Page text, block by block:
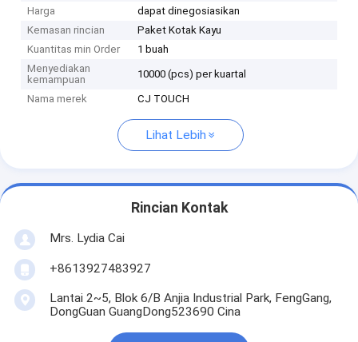
Harga
dapat dinegosiasikan
Kemasan rincian
Paket Kotak Kayu
Kuantitas min Order
1 buah
Menyediakan
kemampuan
10000 (pcs) per kuartal
Nama merek CJ TOUCH
Lihat Lebih
Rincian Kontak
Mrs. Lydia Cai
+8613927483927
Lantai 2~5, Blok 6/B Anjia Industrial Park, FengGang,
DongGuan GuangDong523690 Cina